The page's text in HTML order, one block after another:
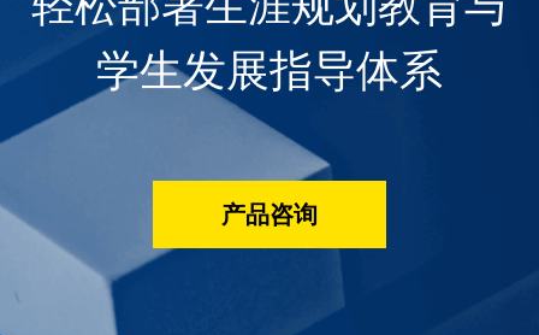
学生发展指导体系
产品咨询